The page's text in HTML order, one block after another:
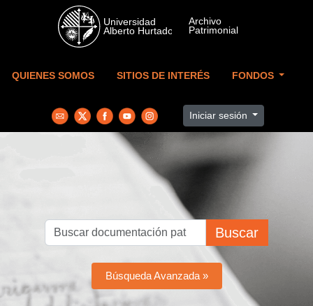
Skip to main content
QUIENES SOMOS SITIOS DE INTERÉS FONDOS
Iniciar sesión
Buscar
Búsqueda Avanzada »